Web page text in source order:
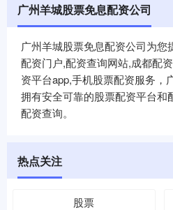
广州羊城股票免息配资公司
广州羊城股票免息配资公司为
配资门户,配资查询网站,成都配
资平台app,手机股票配资服务，
拥有安全可靠的股票配资平台和
配资查询。
热点关注
股票